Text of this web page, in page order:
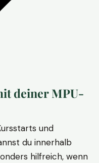
deiner MPU-
und
du innerhalb
hilfreich, wenn